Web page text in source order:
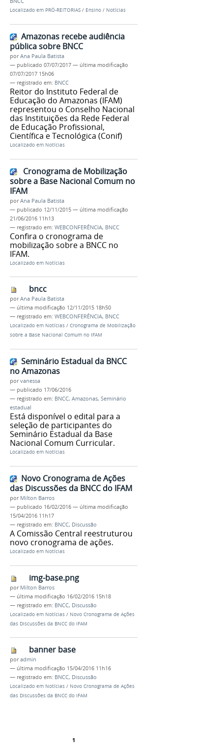
Localizado em PRÓ-REITORIAS / Ensino / Notícias
Amazonas recebe audiência
pública sobre BNCC
porAna Paula Batista
— publicado 07/07/2017 — última modificação
07/07/2017 15h06
— registrado em: BNCC
Reitor do Instituto Federal de
Educação do Amazonas (IFAM)
representou o Conselho Nacional
das Instituições da Rede Federal
de Educação Profissional,
Científica e Tecnológica (Conif)
Localizado em Notícias
Cronograma de Mobilização
sobre a Base Nacional Comum no
IFAM
porAna Paula Batista
— publicado 12/11/2015 — última modificação
21/06/2016 11h13
— registrado em: WEBCONFERÊNCIA, BNCC
Confira o cronograma de
mobilização sobre a BNCC no
IFAM.
Localizado em Notícias
bncc
porAna Paula Batista
— última modificação 12/11/2015 18h50
— registrado em: WEBCONFERÊNCIA, BNCC
Localizado em Notícias / Cronograma de Mobilização
sobre a Base Nacional Comum no IFAM
Seminário Estadual da BNCC
no Amazonas
porvanessa
— publicado 17/06/2016
— registrado em: BNCC, Amazonas, Seminário
estadual
Está disponível o edital para a
seleção de participantes do
Seminário Estadual da Base
Nacional Comum Curricular.
Localizado em Notícias
Novo Cronograma de Ações
das Discussões da BNCC do IFAM
por Milton Barros
— publicado 16/02/2016 — última modificação
15/04/2016 11h17
— registrado em: BNCC, Discussão
A Comissão Central reestruturou
novo cronograma de ações.
Localizado em Notícias
img-base.png
por Milton Barros
— última modificação 16/02/2016 15h18
— registrado em: BNCC, Discussão
Localizado em Notícias / Novo Cronograma de Ações
das Discussões da BNCC do IFAM
banner base
poradmin
— última modificação 15/04/2016 11h16
— registrado em: BNCC, Discussão
Localizado em Notícias / Novo Cronograma de Ações
das Discussões da BNCC do IFAM
1